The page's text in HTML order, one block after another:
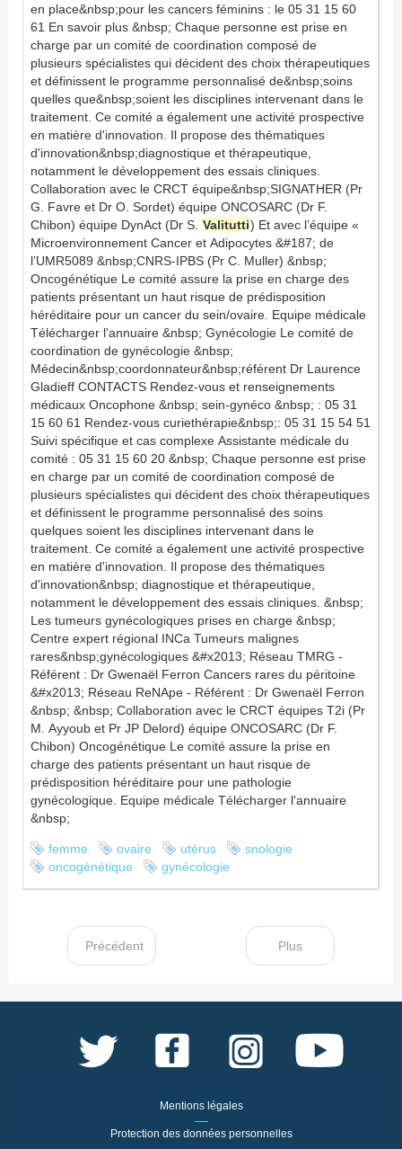
en place&nbsp;pour les cancers féminins : le 05 31 15 60
61 En savoir plus &nbsp; Chaque personne est prise en
charge par un comité de coordination composé de
plusieurs spécialistes qui décident des choix thérapeutiques
et définissent le programme personnalisé de&nbsp;soins
quelles que&nbsp;soient les disciplines intervenant dans le
traitement. Ce comité a également une activité prospective
en matière d'innovation. Il propose des thématiques
d'innovation&nbsp;diagnostique et thérapeutique,
notamment le développement des essais cliniques.
Collaboration avec le CRCT équipe&nbsp;SIGNATHER (Pr
G. Favre et Dr O. Sordet) équipe ONCOSARC (Dr F.
Chibon) équipe DynAct (Dr S. Valitutti) Et avec l’équipe «
Microenvironnement Cancer et Adipocytes &#187; de
l’UMR5089 &nbsp;CNRS-IPBS (Pr C. Muller) &nbsp;
Oncogénétique Le comité assure la prise en charge des
patients présentant un haut risque de prédisposition
héréditaire pour un cancer du sein/ovaire. Equipe médicale
Télécharger l'annuaire &nbsp; Gynécologie Le comité de
coordination de gynécologie &nbsp;
Médecin&nbsp;coordonnateur&nbsp;référent Dr Laurence
Gladieff CONTACTS Rendez-vous et renseignements
médicaux Oncophone &nbsp; sein-gynéco &nbsp; : 05 31
15 60 61 Rendez-vous curiethérapie&nbsp;: 05 31 15 54 51
Suivi spécifique et cas complexe Assistante médicale du
comité : 05 31 15 60 20 &nbsp; Chaque personne est prise
en charge par un comité de coordination composé de
plusieurs spécialistes qui décident des choix thérapeutiques
et définissent le programme personnalisé des soins
quelques soient les disciplines intervenant dans le
traitement. Ce comité a également une activité prospective
en matière d'innovation. Il propose des thématiques
d'innovation&nbsp; diagnostique et thérapeutique,
notamment le développement des essais cliniques. &nbsp;
Les tumeurs gynécologiques prises en charge &nbsp;
Centre expert régional INCa Tumeurs malignes
rares&nbsp;gynécologiques &#x2013; Réseau TMRG -
Référent : Dr Gwenaël Ferron Cancers rares du péritoine
&#x2013; Réseau ReNApe - Référent : Dr Gwenaël Ferron
&nbsp; &nbsp; Collaboration avec le CRCT équipes T2i (Pr
M. Ayyoub et Pr JP Delord) équipe ONCOSARC (Dr F.
Chibon) Oncogénétique Le comité assure la prise en
charge des patients présentant un haut risque de
prédisposition héréditaire pour une pathologie
gynécologique. Equipe médicale Télécharger l'annuaire
&nbsp;
femme ovaire utérus
snologie
oncogénétique
gynécologie
Précédent Plus
Mentions légales
Protection des données personnelles